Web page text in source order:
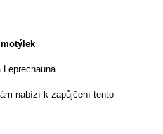
nabízí k zapůjčení tento